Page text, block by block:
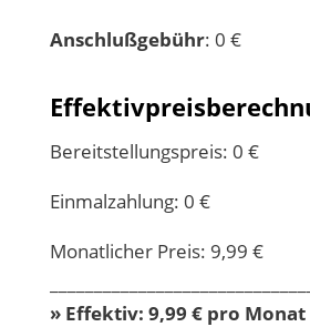
Anschlußgebühr: 0 €
Bereitstellungspreis: 0 €
Einmalzahlung: 0 €
Monatlicher Preis: 9,99 €
» Effektiv: 9,99 € pro Monat